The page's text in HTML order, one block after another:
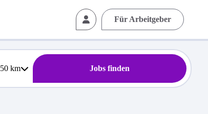
Für Arbeitgeber
50km Jobs finden